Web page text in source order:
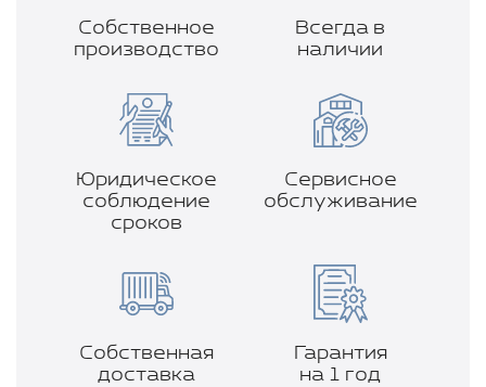
Собственное
производство
Всегда в
наличии
Юридическое
соблюдение
сроков
Сервисное
обслуживание
Собственная
доставка
Гарантия
на 1 год